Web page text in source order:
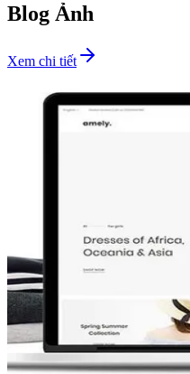
Blog Ảnh
Xem chi tiết